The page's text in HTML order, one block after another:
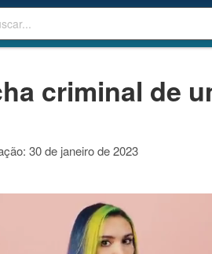
Buscar
criminal de
30 de janeiro de 2023